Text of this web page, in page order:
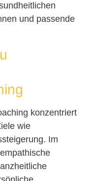
und passende
konzentriert
wie
Im